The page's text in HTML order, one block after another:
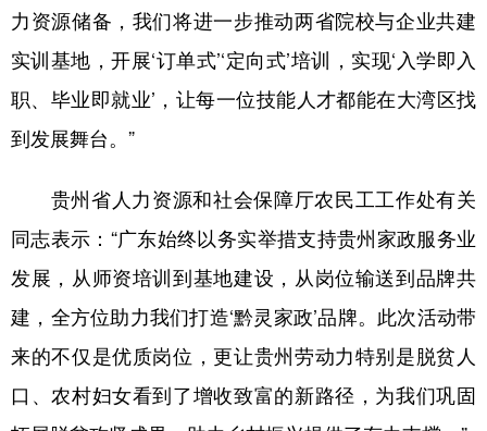
力资源储备，我们将进一步推动两省院校与企业共建
实训基地，开展‘订单式’‘定向式’培训，实现‘入学即入
职、毕业即就业’，让每一位技能人才都能在大湾区找
到发展舞台。”
贵州省人力资源和社会保障厅农民工工作处有关
同志表示：“广东始终以务实举措支持贵州家政服务业
发展，从师资培训到基地建设，从岗位输送到品牌共
建，全方位助力我们打造‘黔灵家政’品牌。此次活动带
来的不仅是优质岗位，更让贵州劳动力特别是脱贫人
口、农村妇女看到了增收致富的新路径，为我们巩固